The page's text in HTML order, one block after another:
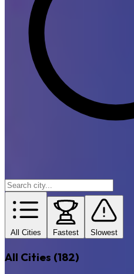
All Cities Fastest Slowest
All Cities (182)